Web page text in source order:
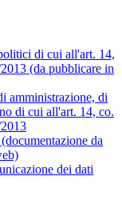
di cui all'art. 14,
(da pubblicare in
amministrazione, di
di cui all'art. 14, co.
da
dei dati